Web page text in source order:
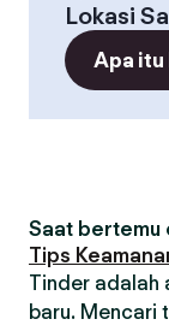
Lokasi
Apa itu
Saat bertemu
Tips
Tinder adalah
baru. Mencari